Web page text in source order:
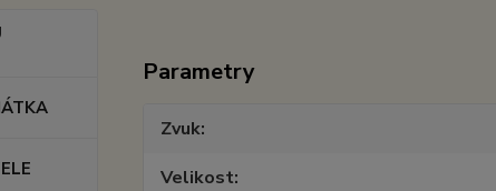
Parametry
Zvuk
Velikost